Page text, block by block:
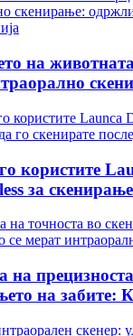
на
користите
за
на
на забите: